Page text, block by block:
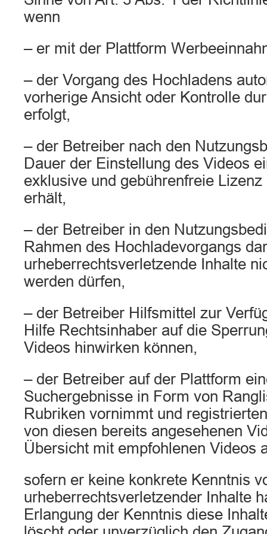
wenn
– er mit der Plattform
– der Vorgang des Hochladens
vorherige Ansicht oder Kontrolle
erfolgt,
– der Betreiber nach den
Dauer der Einstellung des Videos
exklusive und gebührenfreie
erhält,
– der Betreiber in den
Rahmen des Hochladevorgangs
urheberrechtsverletzende Inhalte
werden dürfen,
– der Betreiber Hilfsmittel zur
Hilfe Rechtsinhaber auf die
Videos hinwirken können,
– der Betreiber auf der Plattform
Suchergebnisse in Form von
Rubriken vornimmt und
von diesen bereits angesehenen
Übersicht mit empfohlenen Videos
sofern er keine konkrete Kenntnis
urheberrechtsverletzender Inhalte
Erlangung der Kenntnis diese